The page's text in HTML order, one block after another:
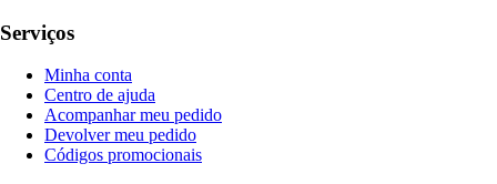
Serviços
Minha conta
Centro de ajuda
Acompanhar meu pedido
Devolver meu pedido
Códigos promocionais